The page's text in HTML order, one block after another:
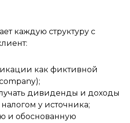
каждую структуру с
как фиктивной
дивиденды и доходы
у источника;
и обоснованную